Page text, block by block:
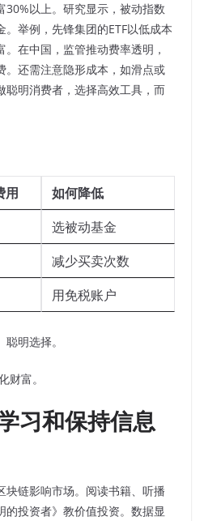
30%以上。研究显示，被动指数
举例，先锋集团的ETF以低成本
在中国，监管推动费率透明，
。还需注意隐形成本，如滑点或
聪明消费者，选择高效工具，而
用
如何降低
选被动基金
减少买卖次数
用免税账户
明选择。
财富。
习和保持信息
块链影响市场。阅读书籍、听播
的投资者》教价值投资。数据显